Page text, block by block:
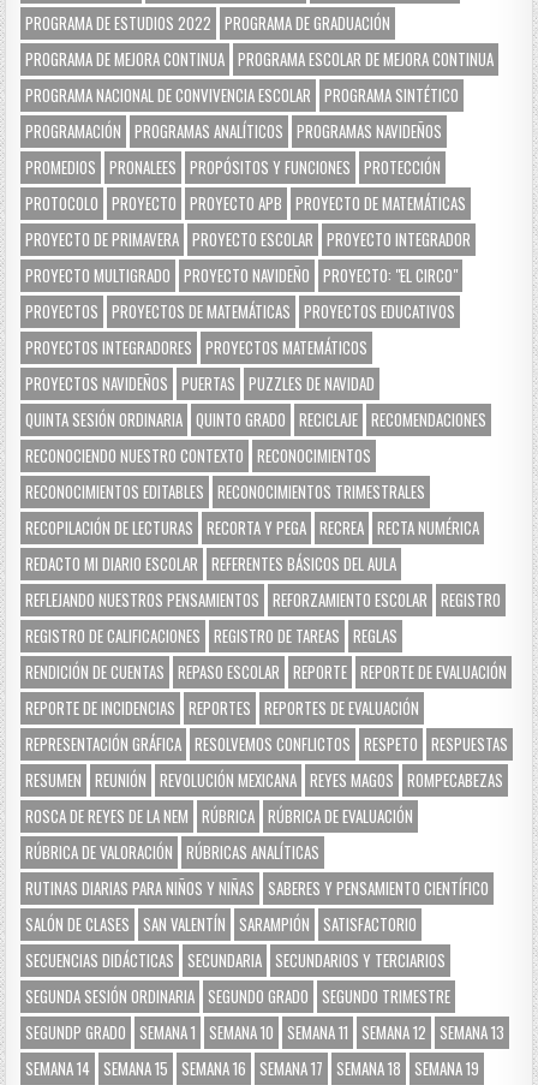
PROGRAMA DE ESTUDIOS 2022
PROGRAMA DE GRADUACIÓN
PROGRAMA DE MEJORA CONTINUA PROGRAMA ESCOLAR DE MEJORA CONTINUA
PROGRAMA NACIONAL DE CONVIVENCIA ESCOLAR
PROGRAMA SINTÉTICO
PROGRAMACIÓN
PROGRAMAS ANALÍTICOS
PROGRAMAS NAVIDEÑOS
PROMEDIOS
PRONALEES PROPÓSITOS Y FUNCIONES
PROTECCIÓN
PROTOCOLO
PROYECTO PROYECTO APB
PROYECTO DE MATEMÁTICAS
PROYECTO DE PRIMAVERA PROYECTO ESCOLAR
PROYECTO INTEGRADOR
PROYECTO MULTIGRADO
PROYECTO NAVIDEÑO
PROYECTO: "EL CIRCO"
PROYECTOS
PROYECTOS DE MATEMÁTICAS
PROYECTOS EDUCATIVOS
PROYECTOS INTEGRADORES
PROYECTOS MATEMÁTICOS
PROYECTOS NAVIDEÑOS
PUERTAS
PUZZLES DE NAVIDAD
QUINTA SESIÓN ORDINARIA QUINTO GRADO RECICLAJE RECOMENDACIONES
RECONOCIENDO NUESTRO CONTEXTO
RECONOCIMIENTOS
RECONOCIMIENTOS EDITABLES
RECONOCIMIENTOS TRIMESTRALES
RECOPILACIÓN DE LECTURAS
RECORTA Y PEGA RECREA RECTA NUMÉRICA
REDACTO MI DIARIO ESCOLAR
REFERENTES BÁSICOS DEL AULA
REFLEJANDO NUESTROS PENSAMIENTOS
REFORZAMIENTO ESCOLAR
REGISTRO
REGISTRO DE CALIFICACIONES
REGISTRO DE TAREAS
REGLAS
RENDICIÓN DE CUENTAS
REPASO ESCOLAR REPORTE REPORTE DE EVALUACIÓN
REPORTE DE INCIDENCIAS
REPORTES
REPORTES DE EVALUACIÓN
REPRESENTACIÓN GRÁFICA RESOLVEMOS CONFLICTOS RESPETO
RESPUESTAS
RESUMEN
REUNIÓN REVOLUCIÓN MEXICANA REYES MAGOS
ROMPECABEZAS
ROSCA DE REYES DE LA NEM
RÚBRICA RÚBRICA DE EVALUACIÓN
RÚBRICA DE VALORACIÓN
RÚBRICAS ANALÍTICAS
RUTINAS DIARIAS PARA NIÑOS Y NIÑAS
SABERES Y PENSAMIENTO CIENTÍFICO
SALÓN DE CLASES
SAN VALENTÍN SARAMPIÓN
SATISFACTORIO
SECUENCIAS DIDÁCTICAS
SECUNDARIA SECUNDARIOS Y TERCIARIOS
SEGUNDA SESIÓN ORDINARIA SEGUNDO GRADO
SEGUNDO TRIMESTRE
SEGUNDP GRADO
SEMANA 1 SEMANA 10 SEMANA 11 SEMANA 12
SEMANA 13
SEMANA 14
SEMANA 15 SEMANA 16 SEMANA 17 SEMANA 18
SEMANA 19